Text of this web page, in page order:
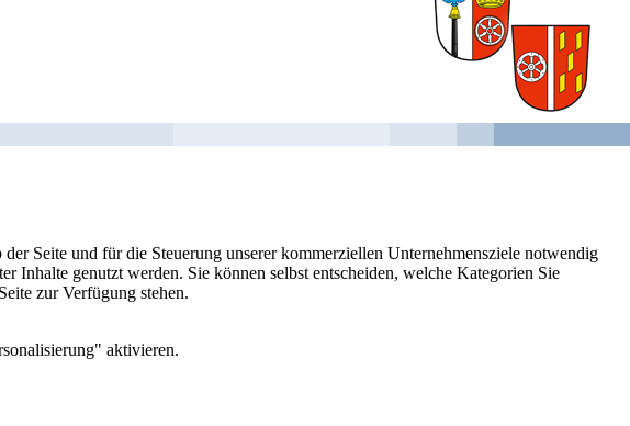
Seite und für die Steuerung unserer kommerziellen Unternehmensziele notwendig
genutzt werden. Sie können selbst entscheiden, welche Kategorien Sie
zur Verfügung stehen.
aktivieren.